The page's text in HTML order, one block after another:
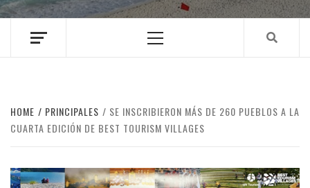
Menu
HOME PRINCIPALES
SE INSCRIBIERON MÁS DE 260 PUEBLOS A LA
CUARTA EDICIÓN DE BEST TOURISM VILLAGES